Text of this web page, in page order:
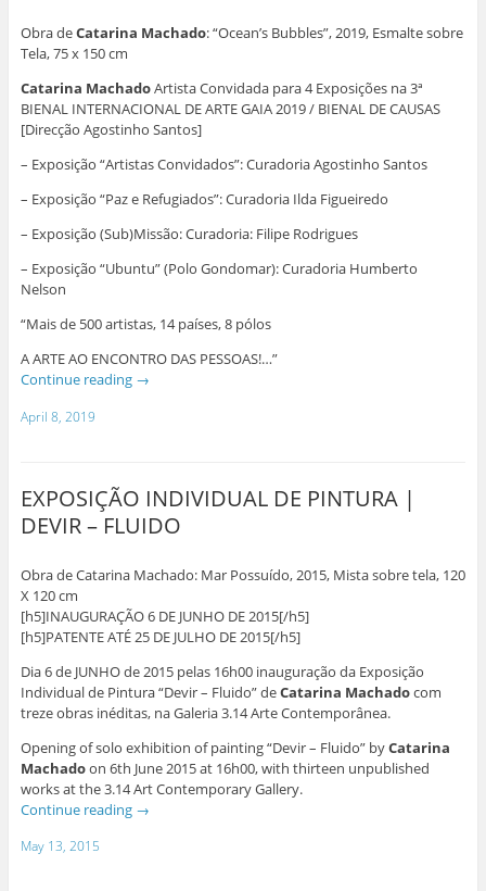
Obra deCatarina Machado: “Ocean’s Bubbles”, 2019, Esmalte sobre
Tela, 75 x 150 cm
Catarina MachadoArtista Convidada para 4 Exposições na 3ª
BIENAL INTERNACIONAL DE ARTE GAIA 2019 / BIENAL DE CAUSAS
[Direcção Agostinho Santos]
– Exposição “Artistas Convidados”: Curadoria Agostinho Santos
– Exposição “Paz e Refugiados”: Curadoria Ilda Figueiredo
– Exposição (Sub)Missão: Curadoria: Filipe Rodrigues
– Exposição “Ubuntu” (Polo Gondomar): Curadoria Humberto
Nelson
“Mais de 500 artistas, 14 países, 8 pólos
A ARTE AO ENCONTRO DAS PESSOAS!…”
Continue reading →
April 8, 2019
EXPOSIÇÃO INDIVIDUAL DE PINTURA |
DEVIR – FLUIDO
Obra de Catarina Machado: Mar Possuído, 2015, Mista sobre tela, 120
X 120 cm
[h5]INAUGURAÇÃO 6 DE JUNHO DE 2015[/h5]
[h5]PATENTE ATÉ 25 DE JULHO DE 2015[/h5]
Dia 6 de JUNHO de 2015 pelas 16h00 inauguração da Exposição
Individual de Pintura “Devir – Fluido” deCatarina Machadocom
treze obras inéditas, na Galeria 3.14 Arte Contemporânea.
Opening of solo exhibition of painting “Devir – Fluido” byCatarina
Machadoon 6th June 2015 at 16h00, with thirteen unpublished
works at the 3.14 Art Contemporary Gallery.
Continue reading →
May 13, 2015